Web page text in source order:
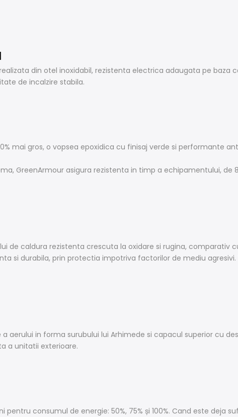
din otel inoxidabil, rezistenta electrica adaugata pe baza
de incalzire stabila.
mai gros, o vopsea epoxidica cu finisaj verde si performante
GreenArmour asigura rezistenta in timp a echipamentului,
de caldura rezistenta crescuta la oxidare si rugina,
si durabila, prin protectia impotriva factorilor de mediu
in forma surubului lui Arhimede si capacul superior cu
a unitatii exterioare.
consumul de energie: 50%, 75% și 100%. Cand este deja